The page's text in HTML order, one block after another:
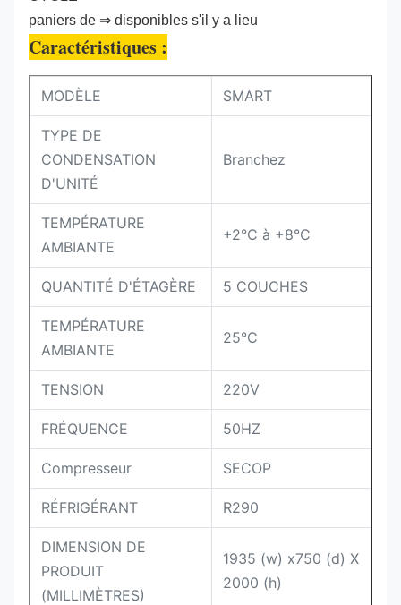
paniers de ⇒ disponibles s'il y a lieu
Caractéristiques :
MODÈLE SMART
TYPE DE
CONDENSATION
D'UNITÉ
Branchez
TEMPÉRATURE
AMBIANTE
+2°C à +8°C
QUANTITÉ D'ÉTAGÈRE 5 COUCHES
TEMPÉRATURE
AMBIANTE
25°C
TENSION 220V
FRÉQUENCE 50HZ
Compresseur SECOP
RÉFRIGÉRANT R290
DIMENSION DE
PRODUIT
(MILLIMÈTRES)
1935 (w) x750 (d) X
2000 (h)